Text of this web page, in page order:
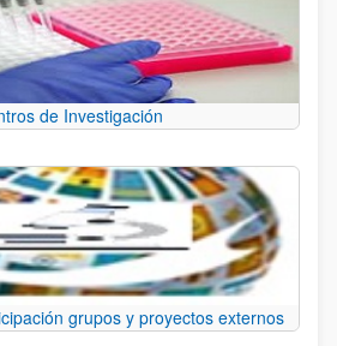
de Investigación
grupos y proyectos externos